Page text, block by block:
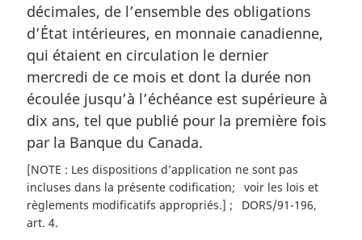
décimales, de l’ensemble des obligations
d’État intérieures, en monnaie canadienne,
qui étaient en circulation le dernier
mercredi de ce mois et dont la durée non
écoulée jusqu’à l’échéance est supérieure à
dix ans, tel que publié pour la première fois
par la Banque du Canada.
[NOTE : Les dispositions d’application ne sont pas
incluses dans la présente codification
voir les lois et
règlements modificatifs appropriés.]
DORS/91-196,
art. 4